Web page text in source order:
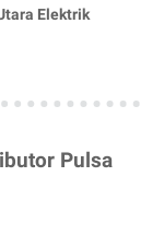
Elektrik
Pulsa